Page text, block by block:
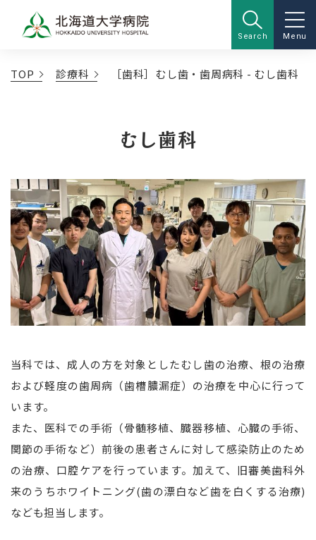
Search Menu
TOP 診療科 ［歯科］むし歯・歯周病科 - むし歯科
むし歯科
当科では、成人の方を対象としたむし歯の治療、根の治療
および軽度の歯周病（歯槽膿漏症）の治療を中心に行って
います。
また、医科での手術（骨髄移植、臓器移植、心臓の手術、
関節の手術など）前後の患者さんに対して感染防止のため
の治療、口腔ケアを行っています。加えて、旧審美歯科外
来のうちホワイトニング(歯の漂白など歯を白くする治療)
なども担当します。